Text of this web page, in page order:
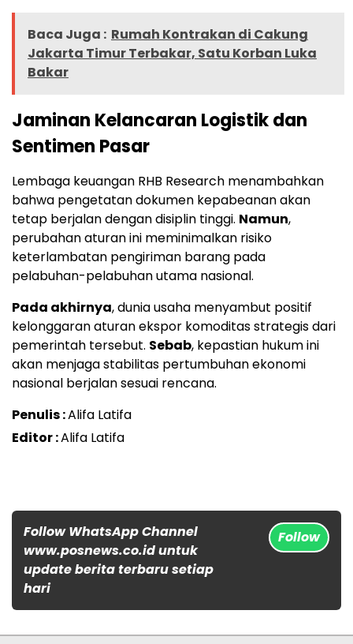
Baca Juga : Rumah Kontrakan di Cakung
Jakarta Timur Terbakar, Satu Korban Luka
Bakar
Jaminan Kelancaran Logistik dan
Sentimen Pasar
Lembaga keuangan RHB Research menambahkan
bahwa pengetatan dokumen kepabeanan akan
tetap berjalan dengan disiplin tinggi. Namun,
perubahan aturan ini meminimalkan risiko
keterlambatan pengiriman barang pada
pelabuhan-pelabuhan utama nasional.
Pada akhirnya, dunia usaha menyambut positif
kelonggaran aturan ekspor komoditas strategis dari
pemerintah tersebut. Sebab, kepastian hukum ini
akan menjaga stabilitas pertumbuhan ekonomi
nasional berjalan sesuai rencana.
Penulis :Alifa Latifa
Editor :Alifa Latifa
Follow WhatsApp Channel
www.posnews.co.id untuk
update berita terbaru setiap
hari
Follow